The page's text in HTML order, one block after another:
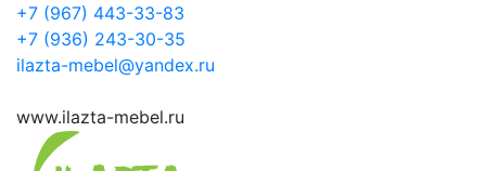
+7 (967) 443-33-83
+7 (936) 243-30-35
ilazta-mebel@yandex.ru
www.ilazta-mebel.ru